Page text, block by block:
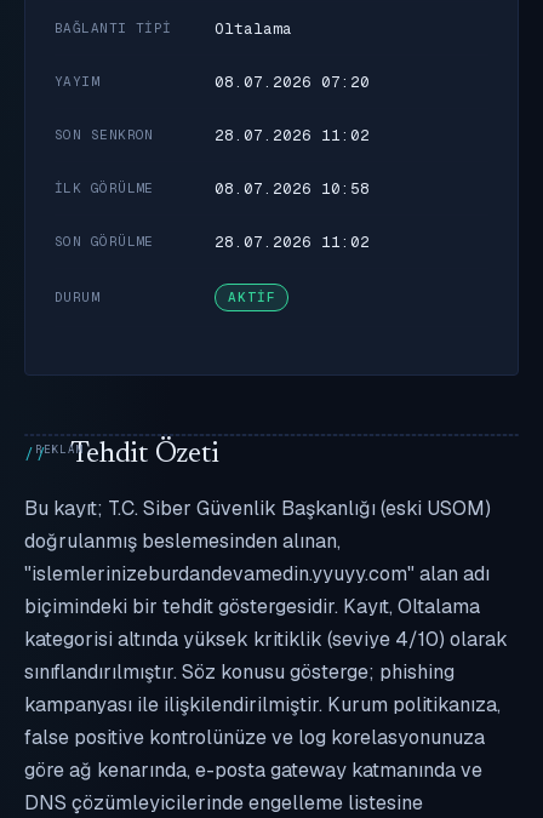
BAĞLANTI TIPI Oltalama
YAYIM 08.07.2026 07:20
SON SENKRON 28.07.2026 11:02
İLK GÖRÜLME 08.07.2026 10:58
SON GÖRÜLME 28.07.2026 11:02
DURUM AKTIF
Tehdit Özeti
Bu kayıt; T.C. Siber Güvenlik Başkanlığı (eski USOM)
doğrulanmış beslemesinden alınan,
"islemlerinizeburdandevamedin.yyuyy.com" alan adı
biçimindeki bir tehdit göstergesidir. Kayıt, Oltalama
kategorisi altında yüksek kritiklik (seviye 4/10) olarak
sınıflandırılmıştır. Söz konusu gösterge; phishing
kampanyası ile ilişkilendirilmiştir. Kurum politikanıza,
false positive kontrolünüze ve log korelasyonunuza
göre ağ kenarında, e-posta gateway katmanında ve
DNS çözümleyicilerinde engelleme listesine